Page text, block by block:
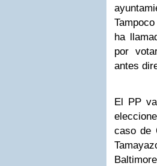
ha
por
antes
El PP
caso de